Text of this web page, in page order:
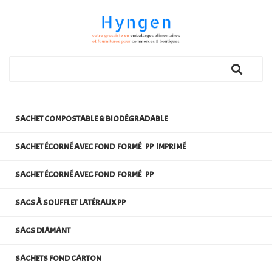
SACHET COMPOSTABLE & BIODÉGRADABLE
SACHET ÉCORNÉ AVEC FOND FORMÉ PP IMPRIMÉ
SACHET ÉCORNÉ AVEC FOND FORMÉ PP
SACS À SOUFFLET LATÉRAUX PP
SACS DIAMANT
SACHETS FOND CARTON